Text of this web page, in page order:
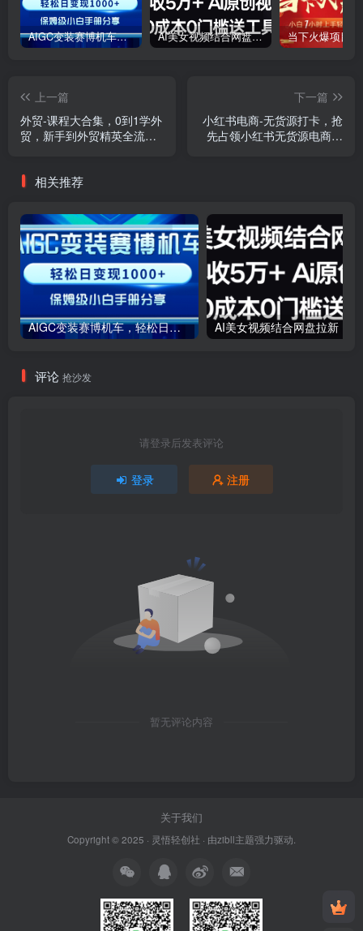
AIGC变装赛博机车，轻松日变现1000+，保姆级小白手册分享！ AI美女视频结合网盘拉新，日收5万+两分钟一条Ai原创视频，0成本0门槛送工具
上一篇
外贸-课程大合集，0到1学外
贸，新手到外贸精英全流程
下一篇
小红书电商-无货源打卡，抢
先占领小红书无货源电商风
相关推荐
AIGC变装赛博机车，轻松日变现1000+，保姆级小白手册分享！
评论 抢沙发
请登录后发表评论
登录 注册
暂无评论内容
关于我们
Copyright © 2025 · 灵悟轻创社 · 由zibll主题强力驱动.